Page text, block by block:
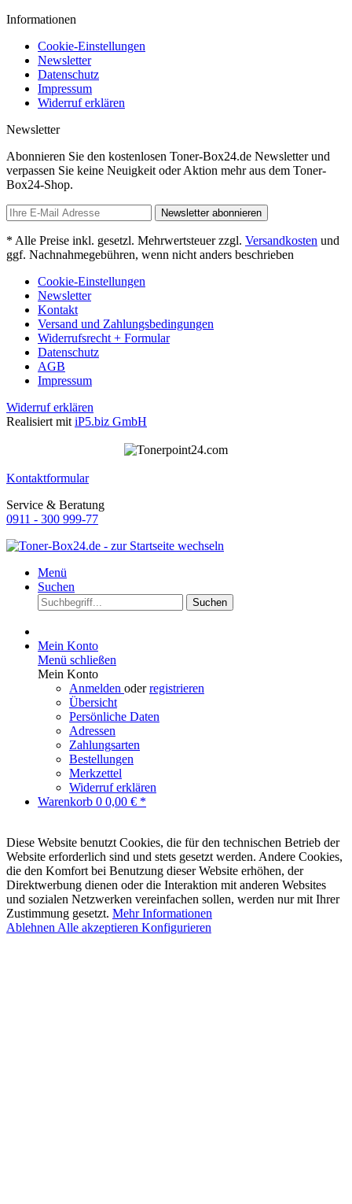
Informationen
Cookie-Einstellungen
Newsletter
Datenschutz
Impressum
Widerruf erklären
Newsletter
Abonnieren Sie den kostenlosen Toner-Box24.de Newsletter und
verpassen Sie keine Neuigkeit oder Aktion mehr aus dem Toner-
Box24-Shop.
Newsletter abonnieren
* Alle Preise inkl. gesetzl. Mehrwertsteuer zzgl. Versandkosten und
ggf. Nachnahmegebühren, wenn nicht anders beschrieben
Cookie-Einstellungen
Newsletter
Kontakt
Versand und Zahlungsbedingungen
Widerrufsrecht + Formular
Datenschutz
AGB
Impressum
Widerruf erklären
Realisiert mit iP5.biz GmbH
Kontaktformular
Service & Beratung
0911 - 300 999-77
Menü
Suchen
Suchen
Mein Konto
Menü schließen
Mein Konto
Anmelden oderregistrieren
Übersicht
Persönliche Daten
Adressen
Zahlungsarten
Bestellungen
Merkzettel
Widerruf erklären
Warenkorb 0 0,00 € *
Diese Website benutzt Cookies, die für den technischen Betrieb der
Website erforderlich sind und stets gesetzt werden. Andere Cookies,
die den Komfort bei Benutzung dieser Website erhöhen, der
Direktwerbung dienen oder die Interaktion mit anderen Websites
und sozialen Netzwerken vereinfachen sollen, werden nur mit Ihrer
Zustimmung gesetzt. Mehr Informationen
Ablehnen Alle akzeptieren Konfigurieren